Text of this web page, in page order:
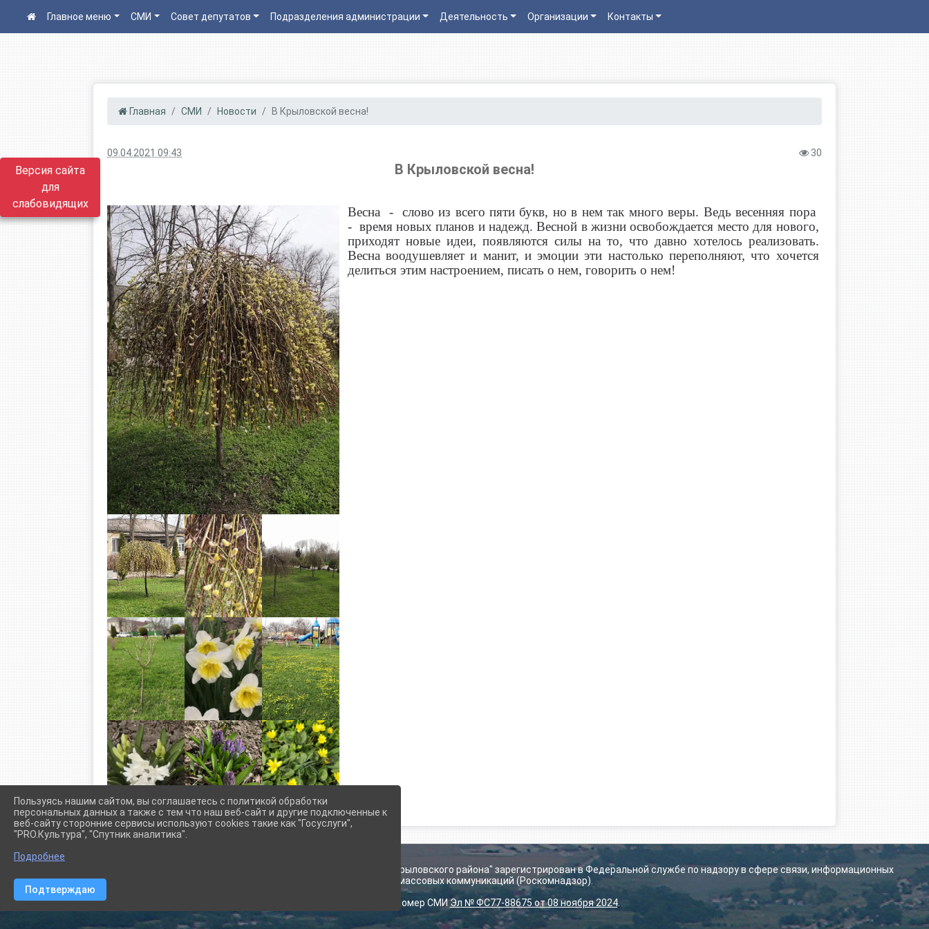
Версия сайта
для
слабовидящих
Главное меню СМИ Совет депутатов Подразделения администрации Деятельность Организации Контакты
Главная СМИ Новости В Крыловской весна!
09.04.2021 09:43 30
В Крыловской весна!
Весна - слово из всего пяти букв, но в нем так много веры. Ведь весенняя пора
- время новых планов и надежд. Весной в жизни освобождается место для нового,
приходят новые идеи, появляются силы на то, что давно хотелось реализовать.
Весна воодушевляет и манит, и эмоции эти настолько переполняют, что хочется
делиться этим настроением, писать о нем, говорить о нем!
Сетевое издание (сайт) "Администрации Крыловского сельского поселения Крыловского района" зарегистрирован в Федеральной службе по надзору в сфере связи, информационных
технологий и массовых коммуникаций (Роскомнадзор).
Регистрационный номер СМИЭл № ФС77-88675 от 08 ноября 2024.
Пользуясь нашим сайтом, вы соглашаетесь с политикой обработки
персональных данных а также с тем что наш веб-сайт и другие подключенные к
веб-сайту сторонние сервисы используют cookies такие как "Госуслуги",
"PRO.Культура", "Спутник аналитика".
Подробнее
Подтверждаю